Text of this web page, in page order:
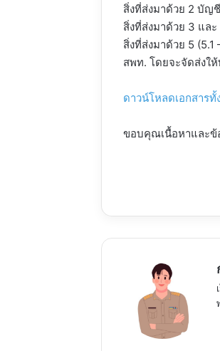
สิ่งที่ส่งมาด้วย 2 บัญ
สิ่งที่ส่งมาด้วย 3 แล
สิ่งที่ส่งมาด้วย 5
สพท. โดยจะจัดส่งให้
ดาวน์โหลดเอกสาร
ขอบคุณเนื้อหาและข้